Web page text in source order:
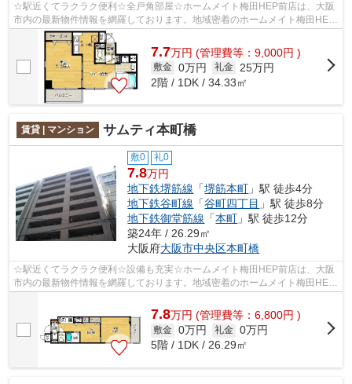
☆駅近くてラクラク便利☆全戸角部屋☆ホームメイト梅田HEP前店は、大阪
市内の最新物件情報を網羅しております。地域密着のホームメイト梅田HEP
前店だからできるお部屋探し品質であなたの...
7.7万円 (管理費等：9,000円 )
敷金 0万円 礼金
25万円
2階 / 1DK / 34.33㎡
賃貸 | マンション サムティ本町橋
敷0 礼0
7.8万円
地下鉄堺筋線 「堺筋本町 」駅 徒歩4分
地下鉄谷町線 「谷町四丁目 」駅 徒歩8分
地下鉄御堂筋線 「本町 」駅 徒歩12分
築24年 / 26.29㎡
大阪府大阪市中央区本町橋
☆駅近くてラクラク便利☆設備も充実☆ホームメイト梅田HEP前店は、大阪
市内の最新物件情報を網羅しております。地域密着のホームメイト梅田HEP
前店だからできるお部屋探し品質であなたの...
7.8万円 (管理費等：6,800円 )
敷金 0万円 礼金 0万円
5階 / 1DK / 26.29㎡